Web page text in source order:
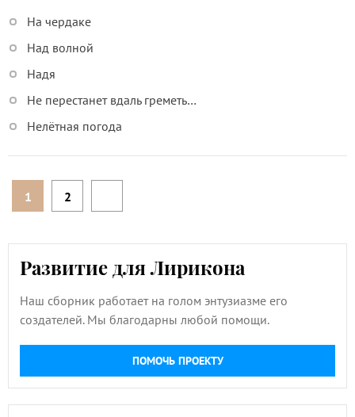
На чердаке
Над волной
Надя
Не перестанет вдаль греметь…
Нелётная погода
1 2
Развитие для Лирикона
Наш сборник работает на голом энтузиазме его
создателей. Мы благодарны любой помощи.
ПОМОЧЬ ПРОЕКТУ